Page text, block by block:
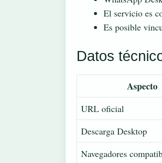
El servicio es
Es posible
Datos
Aspecto
URL oficial
Descarga Desktop
Navegadores